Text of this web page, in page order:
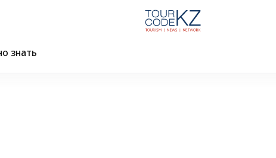
знать